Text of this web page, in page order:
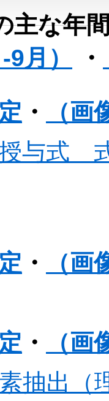
の主な
月）
・
・
（画
与式
・ （画
・
（画
抽出（